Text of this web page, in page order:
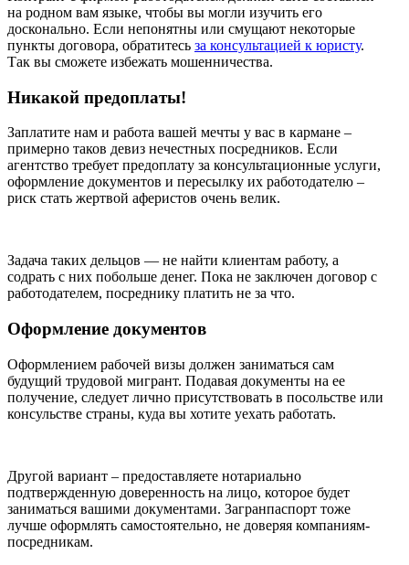
на родном вам языке, чтобы вы могли изучить его
досконально. Если непонятны или смущают некоторые
пункты договора, обратитесь за консультацией к юристу.
Так вы сможете избежать мошенничества.
Никакой предоплаты!
Заплатите нам и работа вашей мечты у вас в кармане –
примерно таков девиз нечестных посредников. Если
агентство требует предоплату за консультационные услуги,
оформление документов и пересылку их работодателю –
риск стать жертвой аферистов очень велик.
Задача таких дельцов — не найти клиентам работу, а
содрать с них побольше денег. Пока не заключен договор с
работодателем, посреднику платить не за что.
Оформление документов
Оформлением рабочей визы должен заниматься сам
будущий трудовой мигрант. Подавая документы на ее
получение, следует лично присутствовать в посольстве или
консульстве страны, куда вы хотите уехать работать.
Другой вариант – предоставляете нотариально
подтвержденную доверенность на лицо, которое будет
заниматься вашими документами. Загранпаспорт тоже
лучше оформлять самостоятельно, не доверяя компаниям-
посредникам.